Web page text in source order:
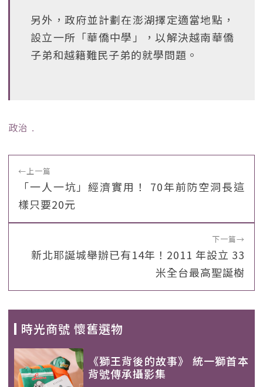
另外，政府並計劃在澎湖擇定適當地點，
設立一所「華僑中學」，以解決越南華僑
子弟和越籍難民子弟的就學問題。
政治 ﹒
←上一篇
「一人一坑」經濟實用！ 70年前防空洞長這
樣只要20元
下一篇→
新北耶誕城舉辦已有14年！2011 年設立 33
米全台最高聖誕樹
時光商號 懷舊選物
《獅王背後的故事》 統一獅首本
背號傳承攝影集